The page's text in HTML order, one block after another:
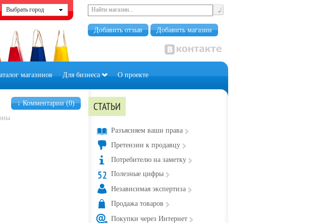
Добавить отзыв Добавить магазин
магазинов Для бизнеса О проекте
↓ Комментарии (0) СТАТЬИ
Разъясняем ваши права
Претензии к продавцу
Потребителю на заметку
Полезные цифры
Независимая экспертиза
Продажа товаров
Покупки через Интернет